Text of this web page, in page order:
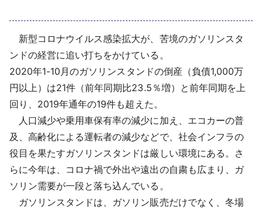
導入事例
採用情報
よくあるご質問
English
新型コロナウイルス感染拡大が、苦境のガソリンスタ
ンドの経営に追い打ちをかけている。
2020年1-10月のガソリンスタンドの倒産（負債1,000万
円以上）は21件（前年同期比23.5％増）と前年同期を上
回り、2019年通年の19件も超えた。
人口減少や乗用車保有率の減少に加え、エコカーの普
及、高齢化による運転者の減少などで、社会インフラの
役目を果たすガソリンスタンドは厳しい環境にある。さ
らに今年は、コロナ禍で外出や遠出の自粛も広まり、ガ
ソリン需要が一段と落ち込んでいる。
ガソリンスタンドは、ガソリン販売だけでなく、冬場